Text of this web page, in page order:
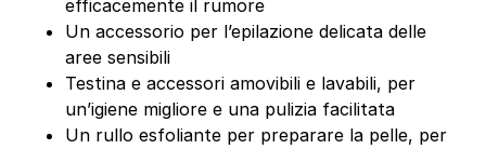
efficacemente il rumore
Un accessorio per l’epilazione delicata delle
aree sensibili
Testina e accessori amovibili e lavabili, per
un’igiene migliore e una pulizia facilitata
Un rullo esfoliante per preparare la pelle, per